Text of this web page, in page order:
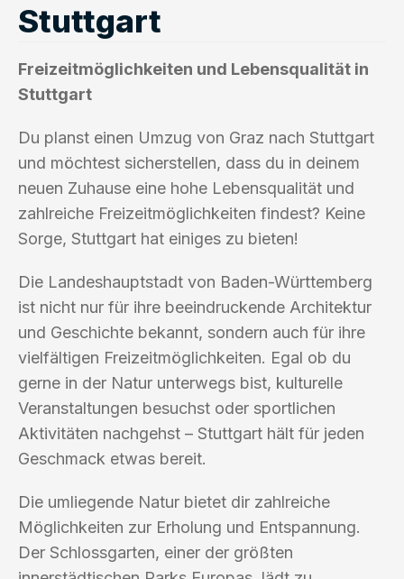
Stuttgart
Freizeitmöglichkeiten und Lebensqualität in
Stuttgart
Du planst einen Umzug von Graz nach Stuttgart
und möchtest sicherstellen, dass du in deinem
neuen Zuhause eine hohe Lebensqualität und
zahlreiche Freizeitmöglichkeiten findest? Keine
Sorge, Stuttgart hat einiges zu bieten!
Die Landeshauptstadt von Baden-Württemberg
ist nicht nur für ihre beeindruckende Architektur
und Geschichte bekannt, sondern auch für ihre
vielfältigen Freizeitmöglichkeiten. Egal ob du
gerne in der Natur unterwegs bist, kulturelle
Veranstaltungen besuchst oder sportlichen
Aktivitäten nachgehst – Stuttgart hält für jeden
Geschmack etwas bereit.
Die umliegende Natur bietet dir zahlreiche
Möglichkeiten zur Erholung und Entspannung.
Der Schlossgarten, einer der größten